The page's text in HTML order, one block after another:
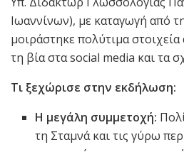
Ιωαννίνων), με καταγωγή από
μοιράστηκε πολύτιμα
τη βία στα social media και τα
Τι ξεχώρισε στην εκδήλωση:
Η μεγάλη συμμετοχή:
τη Σταμνά και τις γύρω